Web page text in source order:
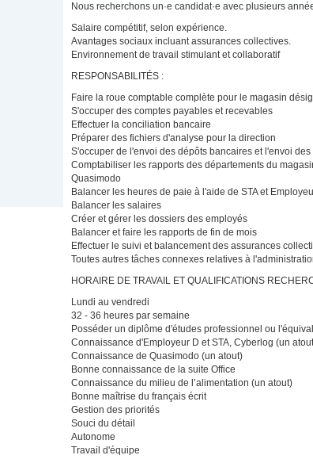
Nous recherchons un·e candidat·e avec plusieurs
Salaire compétitif, selon expérience.
Avantages sociaux incluant assurances collectives.
Environnement de travail stimulant et collaboratif
RESPONSABILITÉS :
Faire la roue comptable complète pour le magasin
S'occuper des comptes payables et recevables
Effectuer la conciliation bancaire
Préparer des fichiers d'analyse pour la direction
S'occuper de l'envoi des dépôts bancaires et l'envoi
Comptabiliser les rapports des départements du
Quasimodo
Balancer les heures de paie à l'aide de STA et
Balancer les salaires
Créer et gérer les dossiers des employés
Balancer et faire les rapports de fin de mois
Effectuer le suivi et balancement des assurances
Toutes autres tâches connexes relatives à
HORAIRE DE TRAVAIL ET QUALIFICATIONS
Lundi au vendredi
32 - 36 heures par semaine
Posséder un diplôme d'études professionnel ou
Connaissance d'Employeur D et STA, Cyberlog (un
Connaissance de Quasimodo (un atout)
Bonne connaissance de la suite Office
Connaissance du milieu de l’alimentation (un atout)
Bonne maîtrise du français écrit
Gestion des priorités
Souci du détail
Autonome
Travail d'équipe